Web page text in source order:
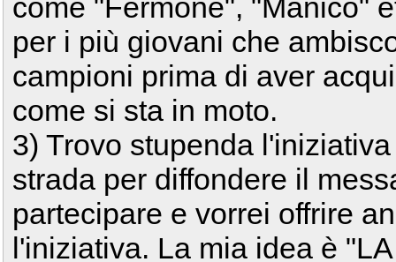
come "Fermone", "Manico"
per i più giovani che
campioni prima di aver
come si sta in moto.
3) Trovo stupenda
strada per diffondere il
partecipare e vorrei offrire
l'iniziativa. La mia idea è